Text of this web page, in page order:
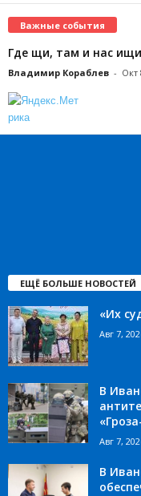
Важные события
Где щи, там и нас
Владимир Кораблев - Окт
ЕЩЁ БОЛЬШЕ НОВОСТЕЙ
«Их
Авг 7,
В
Авг 7,
В